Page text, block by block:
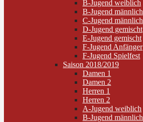
B-Jugend weiblich
B-Jugend männlich
C-Jugend männlich
D-Jugend gemischt
E-Jugend gemischt
F-Jugend Anfänger
F-Jugend Spielfest
Saison 2018/2019
Damen 1
Damen 2
Herren 1
Herren 2
A-Jugend weiblich
B-Jugend männlich